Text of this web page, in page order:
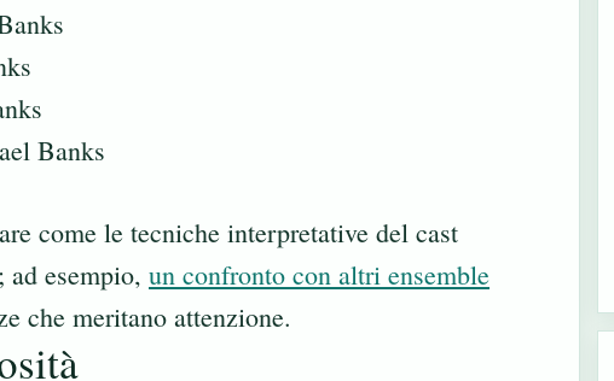
Banks
come le tecniche interpretative del cast
esempio, un confronto con altri ensemble
che meritano attenzione.